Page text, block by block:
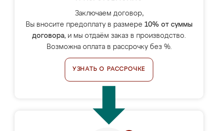
Заключаем договор,
Вы вносите предоплату в размере 10% от суммы
договора, и мы отдаём заказ в производство.
Возможна оплата в рассрочку без %.
УЗНАТЬ О РАССРОЧКЕ